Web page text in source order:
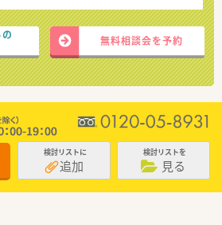
無料相談会を予約
検討リストに
追加
検討リストを
見る